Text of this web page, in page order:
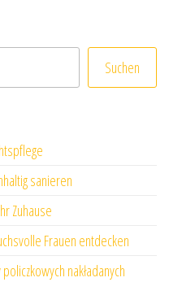
Suchen
sanieren
Zuhause
Frauen entdecken
nakładanych